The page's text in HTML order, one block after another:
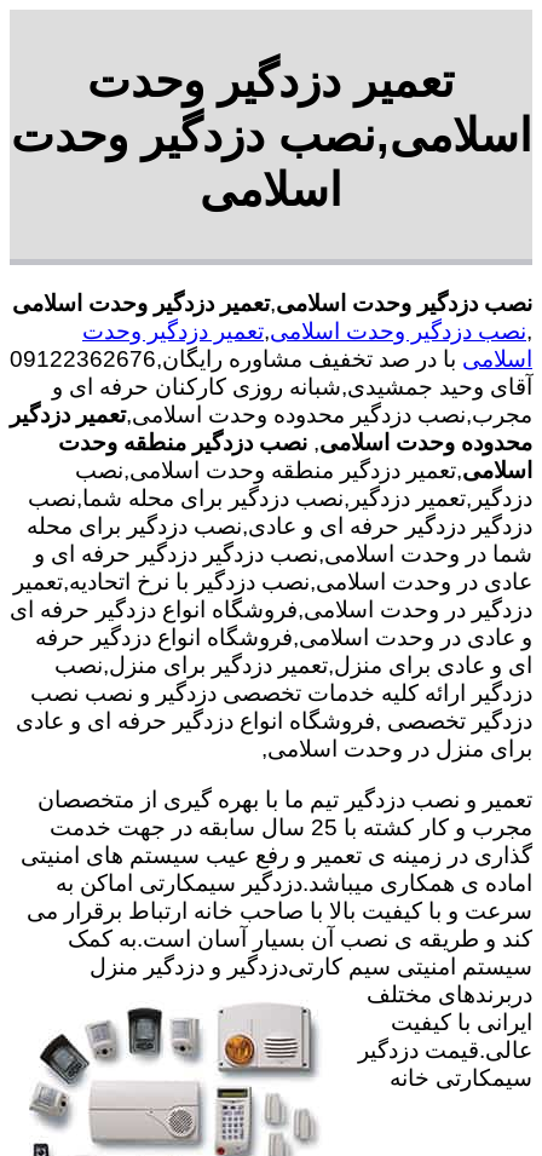
تعمیر دزدگیر وحدت
اسلامی,نصب دزدگیر وحدت
اسلامی
نصب دزدگیر وحدت اسلامی,تعمیر دزدگیر وحدت اسلامی
,نصب دزدگیر وحدت اسلامی,تعمیر دزدگیر وحدت
اسلامی
با در صد تخفیف مشاوره رایگان,09122362676
آقای وحید جمشیدی,شبانه روزی کارکنان حرفه ای و
مجرب,نصب دزدگیر محدوده وحدت اسلامی,تعمیر دزدگیر
محدوده وحدت اسلامی, نصب دزدگیر منطقه وحدت
اسلامی,تعمیر دزدگیر منطقه وحدت اسلامی,نصب
دزدگیر,تعمیر دزدگیر,نصب دزدگیر برای محله شما,نصب
دزدگیر دزدگیر حرفه ای و عادی,نصب دزدگیر برای محله
شما در وحدت اسلامی,نصب دزدگیر دزدگیر حرفه ای و
عادی در وحدت اسلامی,نصب دزدگیر با نرخ اتحادیه,تعمیر
دزدگیر در وحدت اسلامی,فروشگاه انواع دزدگیر حرفه ای
و عادی در وحدت اسلامی,فروشگاه انواع دزدگیر حرفه
ای و عادی برای منزل,تعمیر دزدگیر برای منزل,نصب
دزدگیر ارائه کلیه خدمات تخصصی دزدگیر و نصب نصب
دزدگیر تخصصی ,فروشگاه انواع دزدگیر حرفه ای و عادی
برای منزل در وحدت اسلامی,
تعمیر و نصب دزدگیر تیم ما با بهره گیری از متخصصان
مجرب و کار کشته با 25 سال سابقه در جهت خدمت
گذاری در زمینه ی تعمیر و رفع عیب سیستم های امنیتی
اماده ی همکاری میباشد.دزدگیر سیمکارتی اماکن به
سرعت و با کیفیت بالا با صاحب خانه ارتباط برقرار می
کند و طریقه ی نصب آن بسیار آسان است.به کمک
سیستم امنیتی سیم کارتیدزدگیر و دزدگیر منزل
دربرندهای مختلف
ایرانی با کیفیت
عالی.قیمت دزدگیر
سیمکارتی خانه